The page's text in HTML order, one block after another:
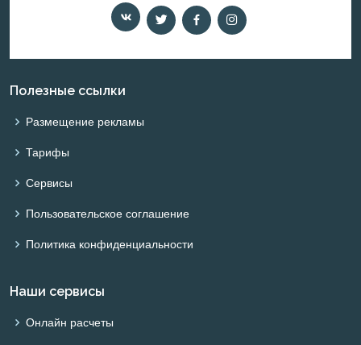
Полезные ссылки
Размещение рекламы
Тарифы
Сервисы
Пользовательское соглашение
Политика конфиденциальности
Наши сервисы
Онлайн расчеты